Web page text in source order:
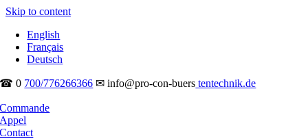
Skip to content
English
Français
Deutsch
☎ 0 700/776266366 ✉ info@pro-con-buers tentechnik.de
Commande
Appel
Contact